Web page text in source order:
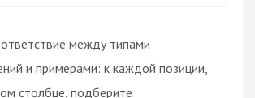
между типами
и примерами: к каждой позиции,
столбце, подберите